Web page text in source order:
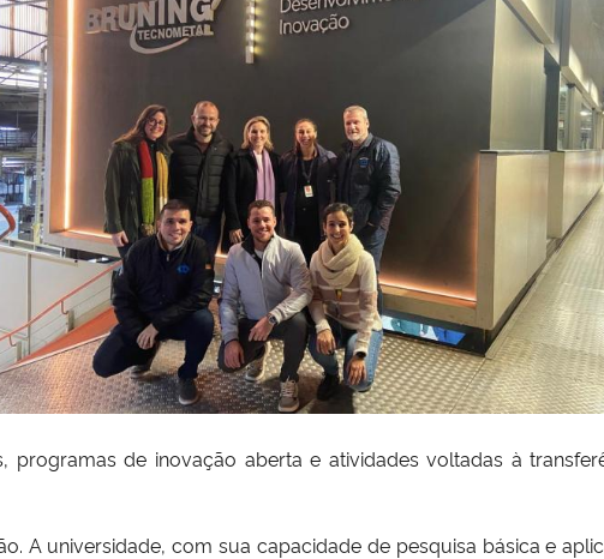
de inovação aberta e atividades voltadas à
A universidade, com sua capacidade de pesquisa básica e